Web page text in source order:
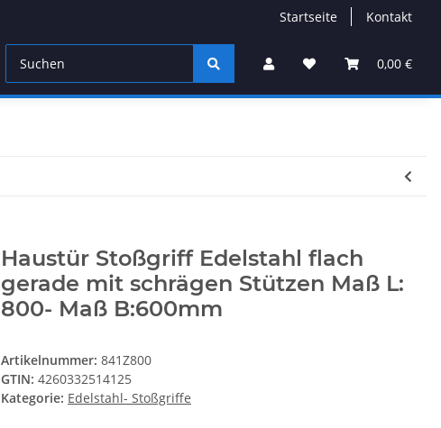
Startseite Kontakt
0,00 €
Möbelbeschlag Rollladentechnik
Haustür Stoßgriff Edelstahl flach
gerade mit schrägen Stützen Maß L:
800- Maß B:600mm
Artikelnummer: 841Z800
GTIN: 4260332514125
Kategorie: Edelstahl- Stoßgriffe